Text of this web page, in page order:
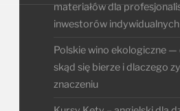
materiałów dla
inwestorów indywidualnych
Polskie wino ekologiczne —
skąd się bierze i dlaczego
znaczeniu